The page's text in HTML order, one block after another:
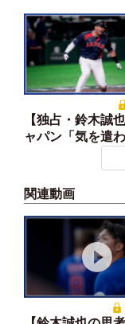
【独占・鈴木誠
ャパン「気を遣
関連動画